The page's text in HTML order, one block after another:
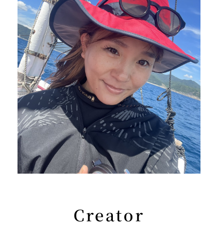
Creator
高岡 真也
Videographer